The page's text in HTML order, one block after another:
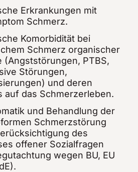
Erkrankungen mit
Schmerz.
Komorbidität bei
Schmerz organischer
(Angststörungen, PTBS,
Störungen,
und deren
auf das Schmerzerleben.
und Behandlung der
Schmerzstörung
des
offener Sozialfragen
wegen BU, EU